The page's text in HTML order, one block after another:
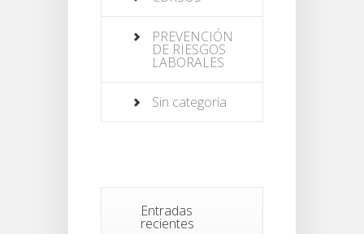
PREVENCIÓN
DE RIESGOS
LABORALES
Sin categoría
Entradas
recientes